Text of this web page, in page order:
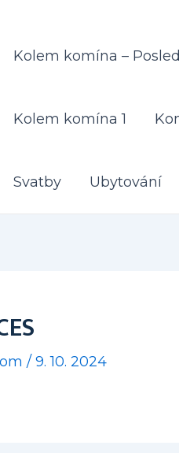
Kolem komína –
Kolem komína 1
Svatby Ubytování
/ 9. 10. 2024